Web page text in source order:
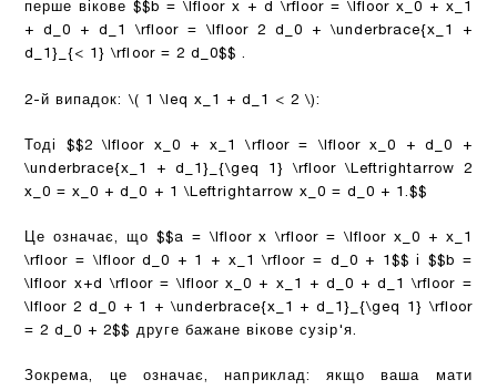
перше вікове$$b = \lfloor x + d \rfloor = \lfloor x_0 + x_1
+ d_0 + d_1 \rfloor = \lfloor 2 d_0 + \underbrace{x_1 +
d_1}_{< 1} \rfloor = 2 d_0$$ .
2-й випадок: \( 1 \leq x_1 + d_1 < 2 \):
Тоді $$2 \lfloor x_0 + x_1 \rfloor = \lfloor x_0 + d_0 +
\underbrace{x_1 + d_1}_{\geq 1} \rfloor \Leftrightarrow 2
x_0 = x_0 + d_0 + 1 \Leftrightarrow x_0 = d_0 + 1.$$
Це означає, що $$a = \lfloor x \rfloor = \lfloor x_0 + x_1
\rfloor = \lfloor d_0 + 1 + x_1 \rfloor = d_0 + 1$$ і $$b =
\lfloor x+d \rfloor = \lfloor x_0 + x_1 + d_0 + d_1 \rfloor =
\lfloor 2 d_0 + 1 + \underbrace{x_1 + d_1}_{\geq 1} \rfloor
= 2 d_0 + 2$$ друге бажане вікове сузір'я.
Зокрема, це означає, наприклад: якщо ваша мати